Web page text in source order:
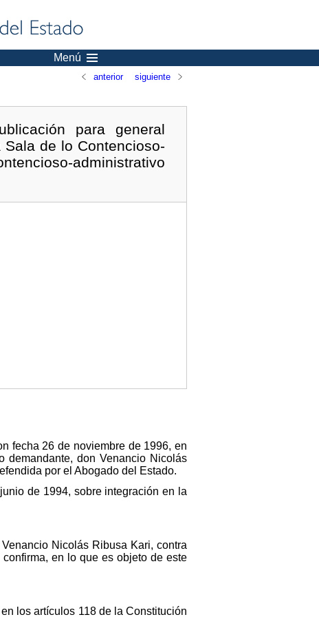
Menú
anterior siguiente
para general
de lo Contencioso-
administrativo
fecha 26 de noviembre de 1996, en
demandante, don Venancio Nicolás
por el Abogado del Estado.
de 1994, sobre integración en la
Nicolás Ribusa Kari, contra
en lo que es objeto de este
los artículos 118 de la Constitución